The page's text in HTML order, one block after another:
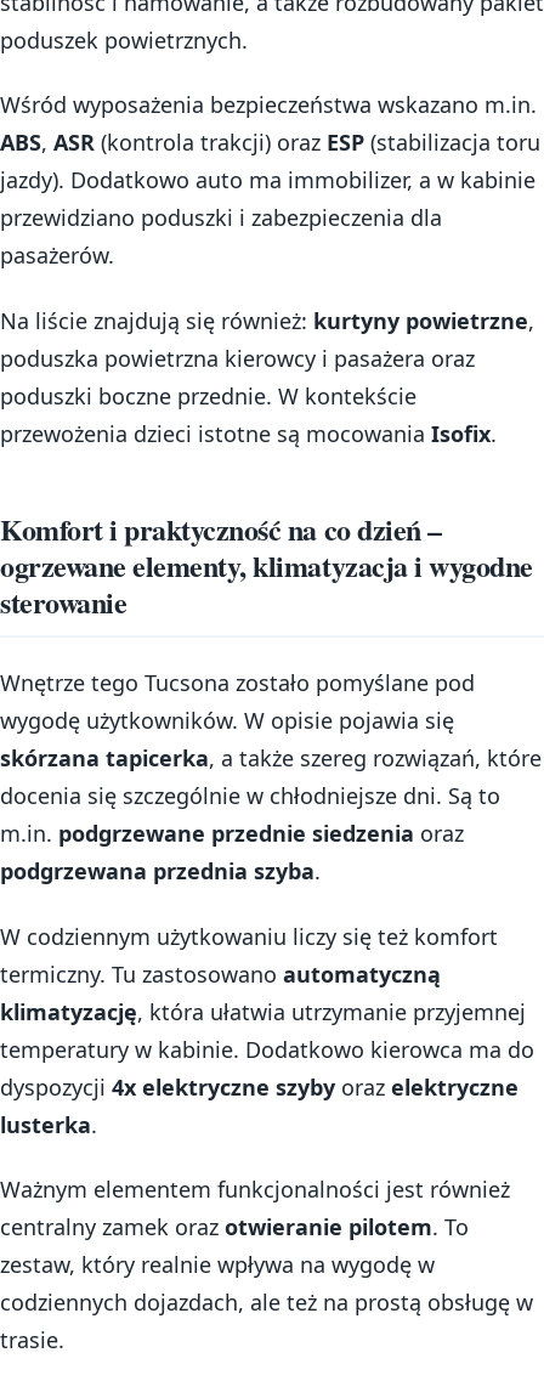
poduszek powietrznych.
Wśród wyposażenia bezpieczeństwa wskazano m.in.
ABS, ASR (kontrola trakcji) oraz ESP (stabilizacja toru
jazdy). Dodatkowo auto ma immobilizer, a w kabinie
przewidziano poduszki i zabezpieczenia dla
pasażerów.
Na liście znajdują się również: kurtyny powietrzne,
poduszka powietrzna kierowcy i pasażera oraz
poduszki boczne przednie. W kontekście
przewożenia dzieci istotne są mocowania Isofix.
Komfort i praktyczność na co dzień –
ogrzewane elementy, klimatyzacja i wygodne
sterowanie
Wnętrze tego Tucsona zostało pomyślane pod
wygodę użytkowników. W opisie pojawia się
skórzana tapicerka, a także szereg rozwiązań, które
docenia się szczególnie w chłodniejsze dni. Są to
m.in. podgrzewane przednie siedzenia oraz
podgrzewana przednia szyba.
W codziennym użytkowaniu liczy się też komfort
termiczny. Tu zastosowano automatyczną
klimatyzację, która ułatwia utrzymanie przyjemnej
temperatury w kabinie. Dodatkowo kierowca ma do
dyspozycji 4x elektryczne szyby oraz elektryczne
lusterka.
Ważnym elementem funkcjonalności jest również
centralny zamek oraz otwieranie pilotem. To
zestaw, który realnie wpływa na wygodę w
codziennych dojazdach, ale też na prostą obsługę w
trasie.